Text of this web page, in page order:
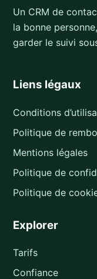
Un CRM de
la bonne
garder le suivi
Liens légaux
Conditions
Politique de
Mentions légales
Politique de
Politique de
Explorer
Tarifs
Confiance